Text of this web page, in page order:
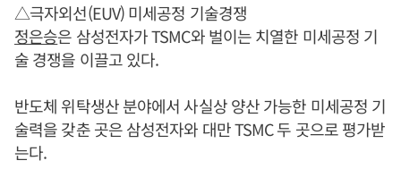
△극자외선(EUV) 미세공정 기술경쟁
정은승은 삼성전자가 TSMC와 벌이는 치열한 미세공정 기
술 경쟁을 이끌고 있다.
반도체 위탁생산 분야에서 사실상 양산 가능한 미세공정 기
술력을 갖춘 곳은 삼성전자와 대만 TSMC 두 곳으로 평가받
는다.